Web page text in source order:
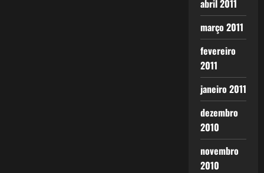
abril 2011
março 2011
fevereiro
2011
janeiro 2011
dezembro
2010
novembro
2010